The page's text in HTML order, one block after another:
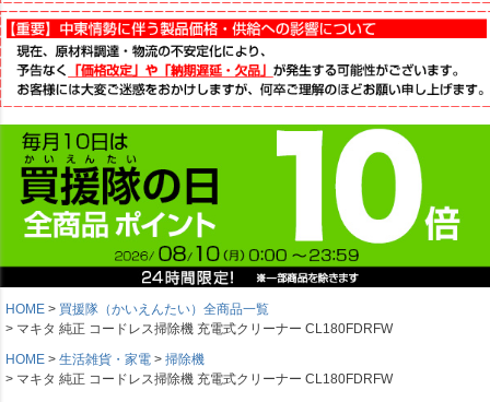
HOME
買援隊（かいえんたい）全商品一覧
マキタ 純正 コードレス掃除機 充電式クリーナー CL180FDRFW
HOME
生活雑貨・家電
掃除機
マキタ 純正 コードレス掃除機 充電式クリーナー CL180FDRFW